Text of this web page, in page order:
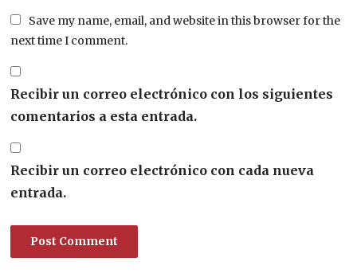
Save my name, email, and website in this browser for the
next time I comment.
Recibir un correo electrónico con los siguientes
comentarios a esta entrada.
Recibir un correo electrónico con cada nueva
entrada.